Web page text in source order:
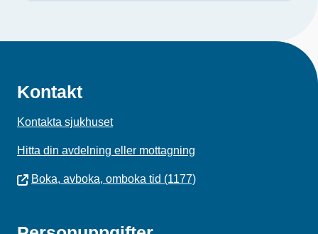
Kontakt
Kontakta sjukhuset
Hitta din avdelning eller mottagning
Boka, avboka, omboka tid (1177)